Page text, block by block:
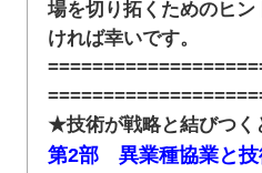
場を切り拓くためのヒ
ければ幸いです。
★技術が戦略と結びつく
第2部 異業種協業と技